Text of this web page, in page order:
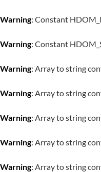
Warning: Constant
Warning: Constant
Warning: Array to string
Warning: Array to string
Warning: Array to string
Warning: Array to string
Warning: Array to string